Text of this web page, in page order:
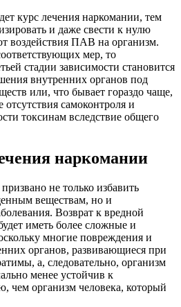
курс лечения наркомании, тем
и даже свести к нулю
воздействия ПАВ на организм.
мер, то
стадии зависимости становится
внутренних органов под
или, что бывает гораздо чаще,
отсутствия самоконтроля и
токсинам вследствие общего
наркомании
не только избавить
веществам, но и
Возврат к вредной
иметь более сложные и
многие повреждения и
органов, развивающиеся при
а, следовательно, организм
менее устойчив к
чем организм человека, который